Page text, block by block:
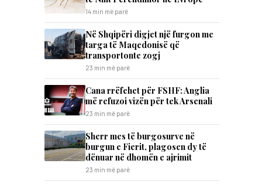
14 min më parë
Në Shqipëri digjet një furgon me
targa të Maqedonisë që
transportonte zogj
23 min më parë
Cana rrëfehet për FSHF: Anglia
më refuzoi vizën për tek Arsenali
23 min më parë
Sherr mes të burgosurve në
burgun e Fierit, plagosen dy të
dënuar në dhomën e ajrimit
23 min më parë